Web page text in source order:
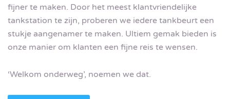
fijner te maken. Door het meest klantvriendelijke
tankstation te zijn, proberen we iedere tankbeurt een
stukje aangenamer te maken. Ultiem gemak bieden is
onze manier om klanten een fijne reis te wensen.
‘Welkom onderweg’, noemen we dat.